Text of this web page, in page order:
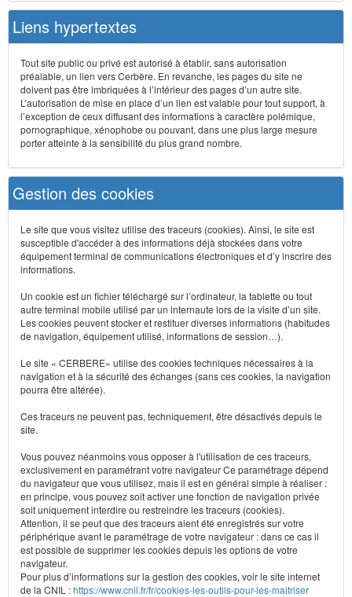
Liens hypertextes
Tout site public ou privé est autorisé à établir, sans autorisation
préalable, un lien vers Cerbère. En revanche, les pages du site ne
doivent pas être imbriquées à l’intérieur des pages d’un autre site.
L’autorisation de mise en place d’un lien est valable pour tout support, à
l’exception de ceux diffusant des informations à caractère polémique,
pornographique, xénophobe ou pouvant, dans une plus large mesure
porter atteinte à la sensibilité du plus grand nombre.
Gestion des cookies
Le site que vous visitez utilise des traceurs (cookies). Ainsi, le site est
susceptible d'accéder à des informations déjà stockées dans votre
équipement terminal de communications électroniques et d’y inscrire des
informations.
Un cookie est un fichier téléchargé sur l’ordinateur, la tablette ou tout
autre terminal mobile utilisé par un internaute lors de la visite d’un site.
Les cookies peuvent stocker et restituer diverses informations (habitudes
de navigation, équipement utilisé, informations de session…).
Le site « CERBERE» utilise des cookies techniques nécessaires à la
navigation et à la sécurité des échanges (sans ces cookies, la navigation
pourra être altérée).
Ces traceurs ne peuvent pas, techniquement, être désactivés depuis le
site.
Vous pouvez néanmoins vous opposer à l'utilisation de ces traceurs,
exclusivement en paramétrant votre navigateur Ce paramétrage dépend
du navigateur que vous utilisez, mais il est en général simple à réaliser :
en principe, vous pouvez soit activer une fonction de navigation privée
soit uniquement interdire ou restreindre les traceurs (cookies).
Attention, il se peut que des traceurs aient été enregistrés sur votre
périphérique avant le paramétrage de votre navigateur : dans ce cas il
est possible de supprimer les cookies depuis les options de votre
navigateur.
Pour plus d’informations sur la gestion des cookies, voir le site internet
de la CNIL :https://www.cnil.fr/fr/cookies-les-outils-pour-les-maitriser